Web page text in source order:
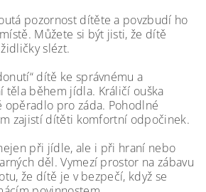
pozornost dítěte a povzbudí ho
Můžete si být jisti, že dítě
slézt.
dítě ke správnému a
těla během jídla. Králičí ouška
opěradlo pro záda. Pohodlné
zajistí dítěti komfortní odpočinek.
při jídle, ale i při hraní nebo
děl. Vymezí prostor na zábavu
že dítě je v bezpečí, když se